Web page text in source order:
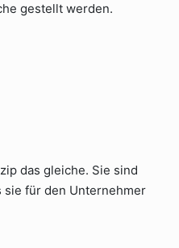
gestellt werden.
das gleiche. Sie sind
sie für den Unternehmer